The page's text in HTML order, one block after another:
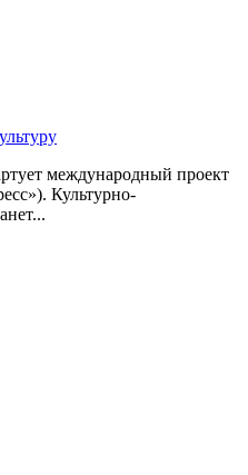
международный проект
Культурно-